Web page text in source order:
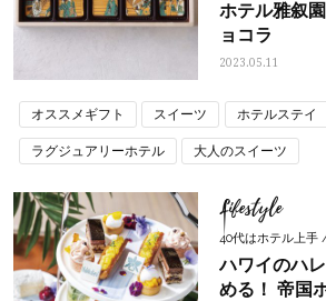
ホテル雅叙
ョコラ
2023.05.11
オススメギフト スイーツ ホテルステイ
ラグジュアリーホテル 大人のスイーツ
Lifestyle
40代はホテル上手
ハワイのハ
める！ 帝国